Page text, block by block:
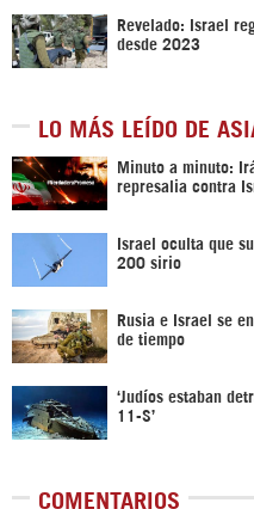
Revelado: Israel
desde 2023
LO MÁS LEÍDO DE
Minuto a minuto:
represalia contra
Israel oculta que
200 sirio
Rusia e Israel se
de tiempo
‘Judíos estaban
11-S’
COMENTARIOS